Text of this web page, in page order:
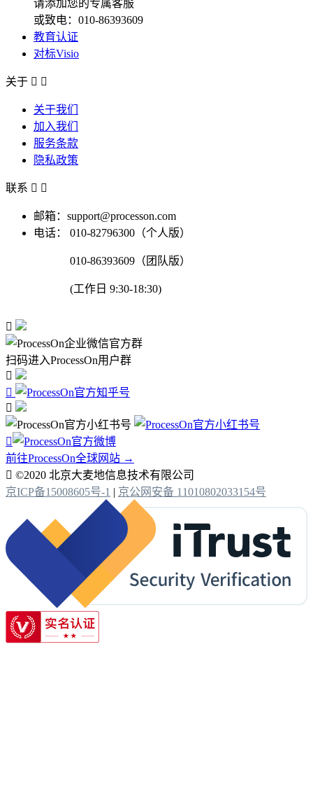
请添加您的专属客服
或致电：010-86393609
教育认证
对标Visio
关于  
关于我们
加入我们
服务条款
隐私政策
联系  
邮箱：support@processon.com
电话：
010-82796300（个人版）
010-86393609（团队版）
(工作日 9:30-18:30)

扫码进入ProcessOn用户群




前往ProcessOn全球网站 →
 ©2020 北京大麦地信息技术有限公司
京ICP备15008605号-1 | 京公网安备 11010802033154号